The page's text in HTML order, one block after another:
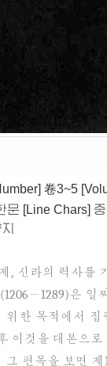
卷3~5
문 [Line Chars]
, 신라의 력사
－1289)은
한 목적에서
이것을 대본으
편목을 보면